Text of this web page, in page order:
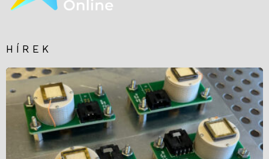
HÍREK